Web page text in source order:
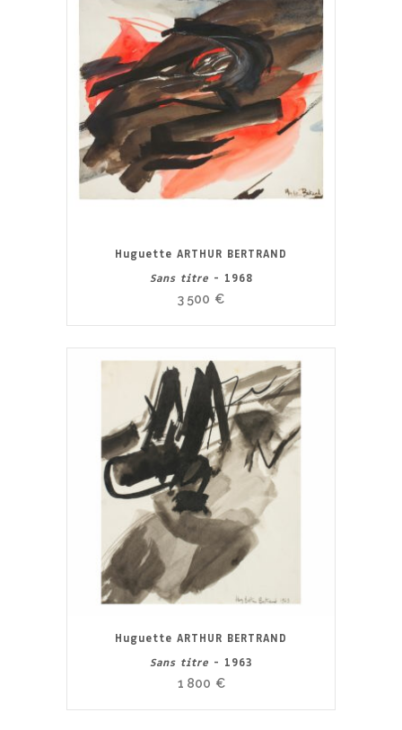
Huguette ARTHUR BERTRAND
Sans titre - 1968
3 500 €
Huguette ARTHUR BERTRAND
Sans titre - 1963
1 800 €